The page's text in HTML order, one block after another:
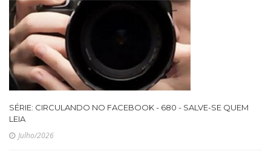
SÉRIE: CIRCULANDO NO FACEBOOK - 680 - SALVE-SE QUEM
LEIA
Julho/2026